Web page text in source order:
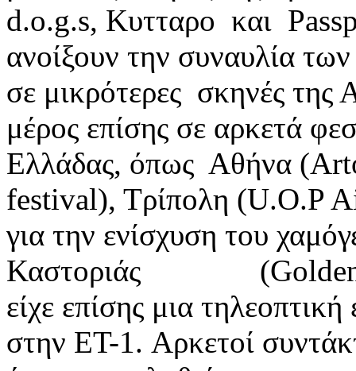
d.o.g.s, Κυτταρο και
ανοίξουν την συναυλία
σε μικρότερες σκηνές της
μέρος επίσης σε αρκετά
Ελλάδας, όπως Αθήνα
festival), Τρίπολη (U.O.P
για την ενίσχυση του
Καστοριάς
είχε επίσης μια
στην ΕΤ-1. Aρκετοί